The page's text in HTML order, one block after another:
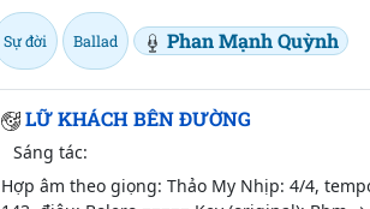
Sự đời Ballad Phan Mạnh Quỳnh
LỮ KHÁCH BÊN ĐƯỜNG
Sáng tác:
Hợp âm theo giọng: Thảo My Nhịp: 4/4,